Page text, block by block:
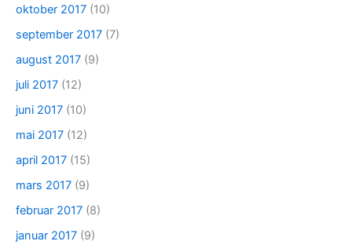
oktober 2017 (10)
september 2017 (7)
august 2017 (9)
juli 2017 (12)
juni 2017 (10)
mai 2017 (12)
april 2017 (15)
mars 2017 (9)
februar 2017 (8)
januar 2017 (9)